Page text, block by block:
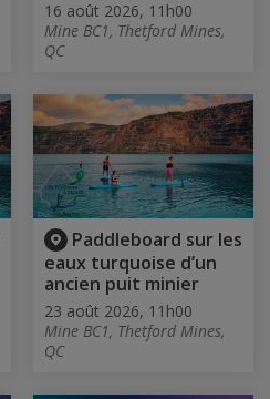
16 août 2026, 11h00
Mine BC1, Thetford Mines,
QC
Paddleboard sur les
eaux turquoise d’un
ancien puit minier
23 août 2026, 11h00
Mine BC1, Thetford Mines,
QC